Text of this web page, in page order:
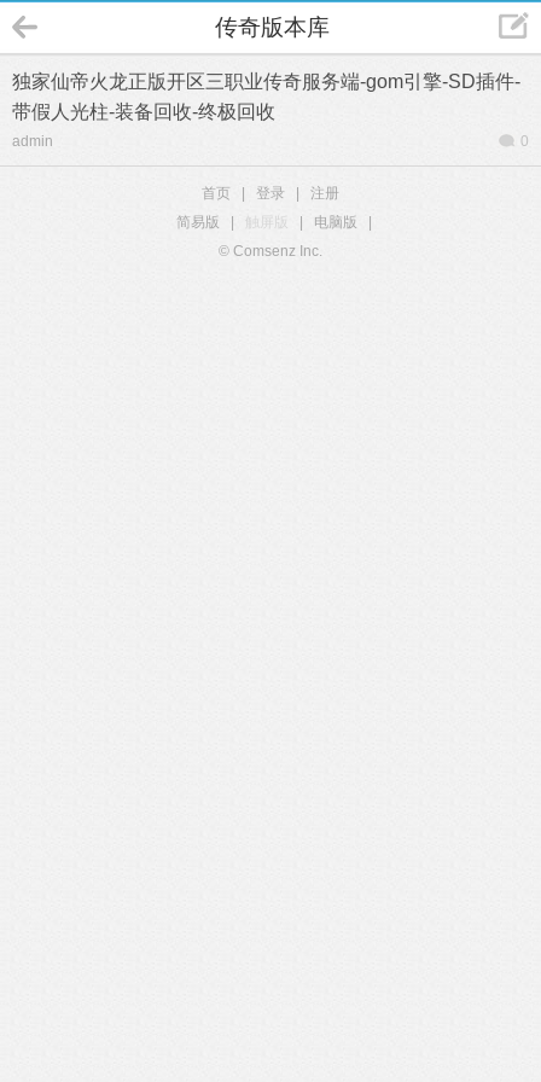
传奇版本库
独家仙帝火龙正版开区三职业传奇服务端-gom引擎-SD插件-
带假人光柱-装备回收-终极回收
admin 0
首页 登录
注册
简易版
触屏版 电脑版
© Comsenz Inc.